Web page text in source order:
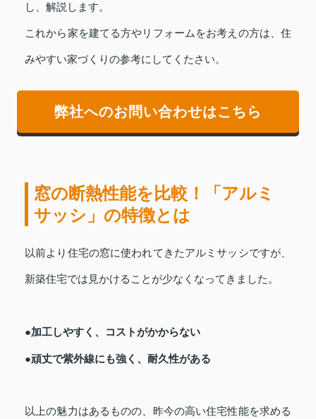
し、解説します。
これから家を建てる方やリフォームをお考えの方は、住
みやすい家づくりの参考にしてくたさい。
弊社へのお問い合わせはこちら
窓の断熱性能を比較！「アルミ
サッシ」の特徴とは
以前より住宅の窓に使われてきたアルミサッシですが、
新築住宅では見かけることが少なくなってきました。
●加工しやすく、コストがかからない
●頑丈で紫外線にも強く、耐久性がある
以上の魅力はあるものの、昨今の高い住宅性能を求める